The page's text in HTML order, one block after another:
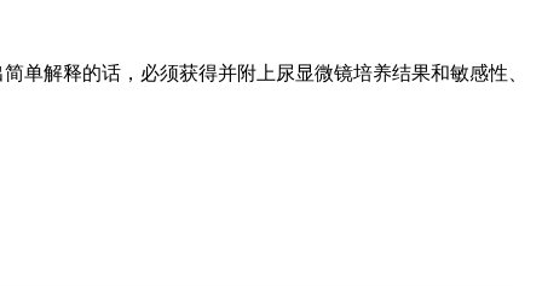
解释的话，必须获得并附上尿显微镜培养结果和敏感性、